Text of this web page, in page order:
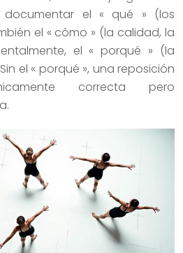
el « qué » (los
el « cómo » (la calidad, la
el « porqué » (la
el « porqué », una reposición
correcta pero